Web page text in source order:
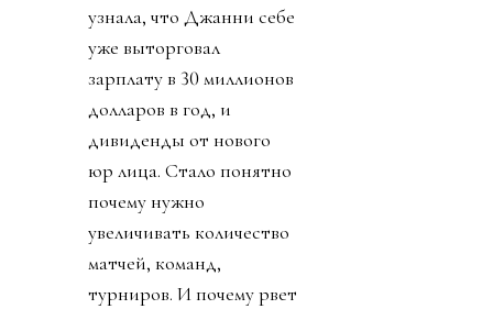
узнала, что Джанни себе
уже выторговал
зарплату в 30 миллионов
долларов в год, и
дивиденды от нового
юр лица. Стало понятно
почему нужно
увеличивать количество
матчей, команд,
турниров. И почему рвет